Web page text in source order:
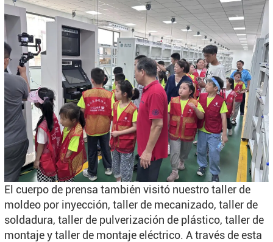
El cuerpo de prensa también visitó nuestro taller de
moldeo por inyección, taller de mecanizado, taller de
soldadura, taller de pulverización de plástico, taller de
montaje y taller de montaje eléctrico. A través de esta